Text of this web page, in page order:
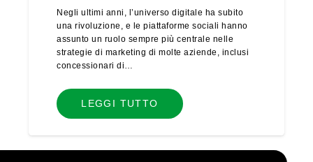
Negli ultimi anni, l’universo digitale ha subito
una rivoluzione, e le piattaforme sociali hanno
assunto un ruolo sempre più centrale nelle
strategie di marketing di molte aziende, inclusi
concessionari di…
LEGGI TUTTO